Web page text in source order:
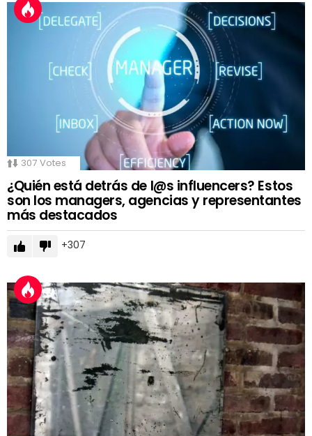
307 Votes
¿Quién está detrás de l@s influencers? Estos
son los managers, agencias y representantes
más destacados
307